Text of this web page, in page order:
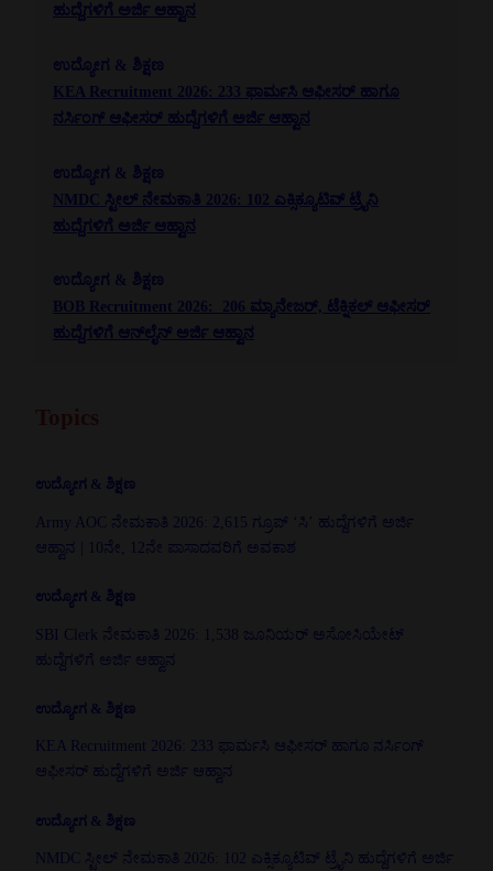
ಹುದ್ದೆಗಳಿಗೆ ಅರ್ಜಿ ಆಹ್ವಾನ
ಉದ್ಯೋಗ & ಶಿಕ್ಷಣ
KEA Recruitment 2026: 233 ಫಾರ್ಮಸಿ ಆಫೀಸರ್ ಹಾಗೂ
ನರ್ಸಿಂಗ್ ಆಫೀಸರ್ ಹುದ್ದೆಗಳಿಗೆ ಅರ್ಜಿ ಆಹ್ವಾನ
ಉದ್ಯೋಗ & ಶಿಕ್ಷಣ
NMDC ಸ್ಟೀಲ್ ನೇಮಕಾತಿ 2026: 102 ಎಕ್ಸಿಕ್ಯೂಟಿವ್ ಟ್ರೈನಿ
ಹುದ್ದೆಗಳಿಗೆ ಅರ್ಜಿ ಆಹ್ವಾನ
ಉದ್ಯೋಗ & ಶಿಕ್ಷಣ
BOB Recruitment 2026: 206 ಮ್ಯಾನೇಜರ್, ಟೆಕ್ನಿಕಲ್ ಆಫೀಸರ್
ಹುದ್ದೆಗಳಿಗೆ ಆನ್‌ಲೈನ್ ಅರ್ಜಿ ಆಹ್ವಾನ
ಉದ್ಯೋಗ & ಶಿಕ್ಷಣ
Army AOC ನೇಮಕಾತಿ 2026: 2,615 ಗ್ರೂಪ್ ‘ಸಿ’ ಹುದ್ದೆಗಳಿಗೆ ಅರ್ಜಿ
ಆಹ್ವಾನ | 10ನೇ, 12ನೇ ಪಾಸಾದವರಿಗೆ ಅವಕಾಶ
ಉದ್ಯೋಗ & ಶಿಕ್ಷಣ
SBI Clerk ನೇಮಕಾತಿ 2026: 1,538 ಜೂನಿಯರ್ ಅಸೋಸಿಯೇಟ್
ಹುದ್ದೆಗಳಿಗೆ ಅರ್ಜಿ ಆಹ್ವಾನ
ಉದ್ಯೋಗ & ಶಿಕ್ಷಣ
KEA Recruitment 2026: 233 ಫಾರ್ಮಸಿ ಆಫೀಸರ್ ಹಾಗೂ ನರ್ಸಿಂಗ್
ಆಫೀಸರ್ ಹುದ್ದೆಗಳಿಗೆ ಅರ್ಜಿ ಆಹ್ವಾನ
ಉದ್ಯೋಗ & ಶಿಕ್ಷಣ
NMDC ಸ್ಟೀಲ್ ನೇಮಕಾತಿ 2026: 102 ಎಕ್ಸಿಕ್ಯೂಟಿವ್ ಟ್ರೈನಿ ಹುದ್ದೆಗಳಿಗೆ ಅರ್ಜಿ